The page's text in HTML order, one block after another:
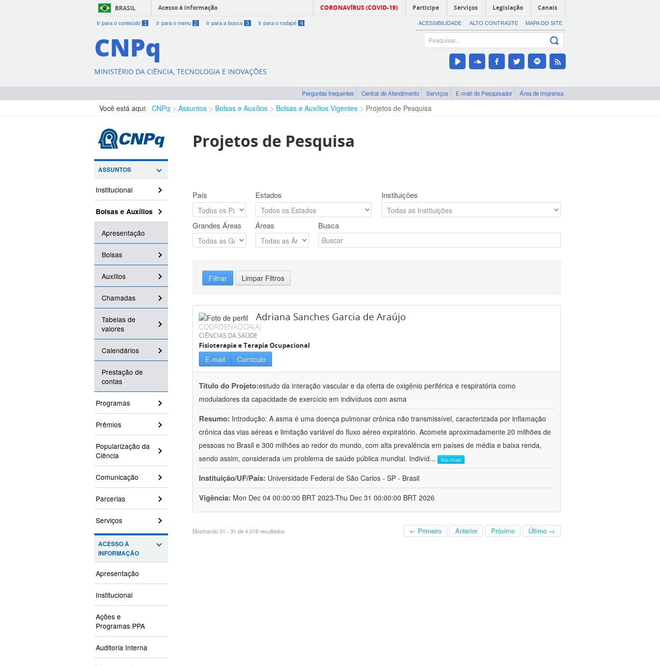
BRASIL Acesso à informação CORONAVÍRUS (COVID-19) Participe Serviços Legislação Canais
Ir para o conteúdo 1 Ir para o menu 2 Ir para a busca 3 Ir para o rodapé 4 ACESSIBILIDADE ALTO CONTRASTE MAPA DO SITE
CNPq
MINISTÉRIO DA CIÊNCIA, TECNOLOGIA E INOVAÇÕES
Perguntas frequentes Central de Atendimento Serviços E-mail do Pesquisador Área de imprensa
Você está aqui: CNPq Assuntos Bolsas e Auxílios Bolsas e Auxílios Vigentes Projetos de Pesquisa
ASSUNTOS
Institucional
Bolsas e Auxílios
Apresentação
Bolsas
Auxílios
Chamadas
Tabelas de
valores
Calendários
Prestação de
contas
Programas
Prêmios
Popularização da
Ciência
Comunicação
Parcerias
Serviços
ACESSO À
INFORMAÇÃO
Apresentação
Institucional
Ações e
Programas PPA
Auditoria Interna
Projetos de Pesquisa
País Estados Instituições
Grandes Áreas Áreas Busca
Filtrar Limpar Filtros
Adriana Sanches Garcia de Araújo
COORDENADOR(A)
CIÊNCIAS DA SAÚDE
Fisioterapia e Terapia Ocupacional
E-mail Currículo
Título do Projeto:estudo da interação vascular e da oferta de oxigênio periférica e respiratória como
moduladores da capacidade de exercício em indivíduos com asma
Resumo: Introdução: A asma é uma doença pulmonar crônica não transmissível, caracterizada por inflamação
crônica das vias aéreas e limitação variável do fluxo aéreo expiratório. Acomete aproximadamente 20 milhões de
pessoas no Brasil e 300 milhões ao redor do mundo, com alta prevalência em países de média e baixa renda,
sendo assim, considerada um problema de saúde pública mundial. Indivíd... leia mais
Instituição/UF/País: Universidade Federal de São Carlos - SP - Brasil
Vigência: Mon Dec 04 00:00:00 BRT 2023-Thu Dec 31 00:00:00 BRT 2026
Mostrando 31 - 31 de 4.018 resultados. ← Primeiro Anterior Próximo Último →